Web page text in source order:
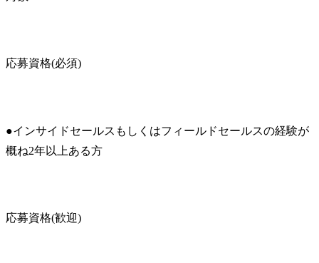
応募資格(必須)
●インサイドセールスもしくはフィールドセールスの経験が
概ね2年以上ある方
応募資格(歓迎)